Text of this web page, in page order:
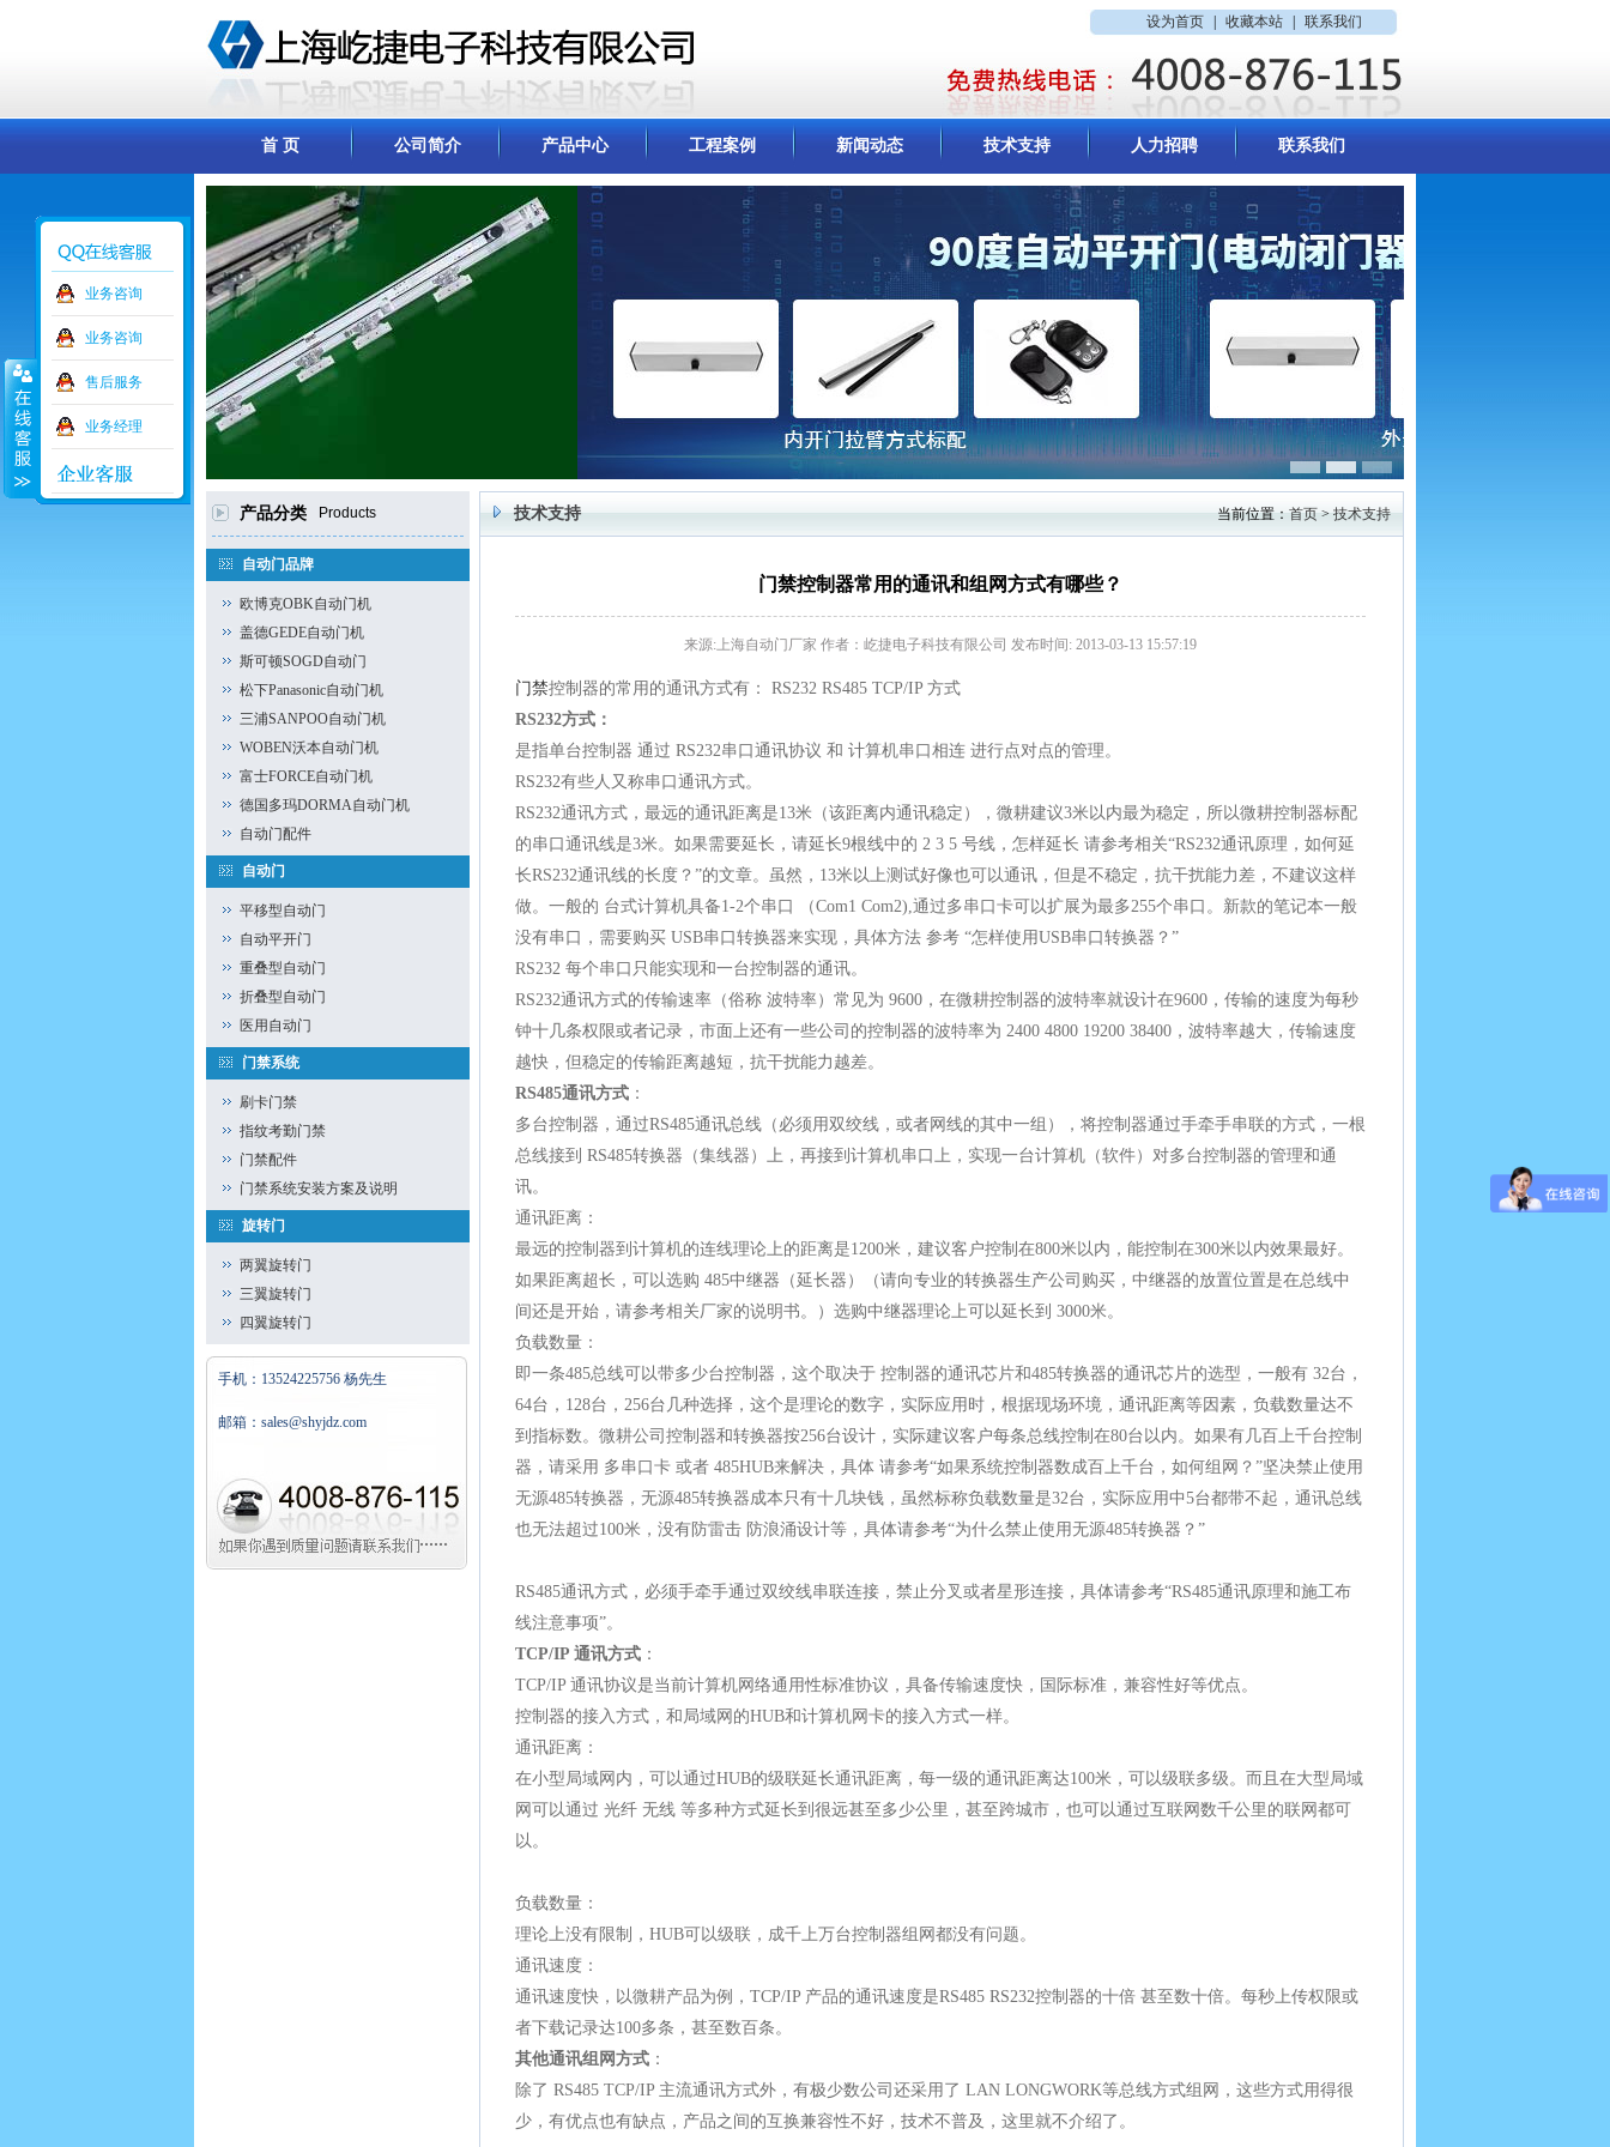
设为首页 收藏本站 联系我们
首 页 公司简介 产品中心 工程案例 新闻动态 技术支持 人力招聘 联系我们
产品分类 Products
自动门品牌
欧博克OBK自动门机
盖德GEDE自动门机
斯可顿SOGD自动门
松下Panasonic自动门机
三浦SANPOO自动门机
WOBEN沃本自动门机
富士FORCE自动门机
德国多玛DORMA自动门机
自动门配件
自动门
平移型自动门
自动平开门
重叠型自动门
折叠型自动门
医用自动门
门禁系统
刷卡门禁
指纹考勤门禁
门禁配件
门禁系统安装方案及说明
旋转门
两翼旋转门
三翼旋转门
四翼旋转门
手机：13524225756 杨先生
邮箱：sales@shyjdz.com
技术支持 当前位置：首页>技术支持
门禁控制器常用的通讯和组网方式有哪些？
来源:上海自动门厂家 作者：屹捷电子科技有限公司 发布时间: 2013-03-13 15:57:19
门禁控制器的常用的通讯方式有： RS232 RS485 TCP/IP 方式
RS232方式：
是指单台控制器 通过 RS232串口通讯协议 和 计算机串口相连 进行点对点的管理。
RS232有些人又称串口通讯方式。
RS232通讯方式，最远的通讯距离是13米（该距离内通讯稳定），微耕建议3米以内最为稳定，所以微耕控制器标配
的串口通讯线是3米。如果需要延长，请延长9根线中的 2 3 5 号线，怎样延长 请参考相关“RS232通讯原理，如何延
长RS232通讯线的长度？”的文章。虽然，13米以上测试好像也可以通讯，但是不稳定，抗干扰能力差，不建议这样
做。一般的 台式计算机具备1-2个串口 （Com1 Com2),通过多串口卡可以扩展为最多255个串口。新款的笔记本一般
没有串口，需要购买 USB串口转换器来实现，具体方法 参考 “怎样使用USB串口转换器？”
RS232 每个串口只能实现和一台控制器的通讯。
RS232通讯方式的传输速率（俗称 波特率）常见为 9600，在微耕控制器的波特率就设计在9600，传输的速度为每秒
钟十几条权限或者记录，市面上还有一些公司的控制器的波特率为 2400 4800 19200 38400，波特率越大，传输速度
越快，但稳定的传输距离越短，抗干扰能力越差。
RS485通讯方式 ：
多台控制器，通过RS485通讯总线（必须用双绞线，或者网线的其中一组），将控制器通过手牵手串联的方式，一根
总线接到 RS485转换器（集线器）上，再接到计算机串口上，实现一台计算机（软件）对多台控制器的管理和通
讯。
通讯距离：
最远的控制器到计算机的连线理论上的距离是1200米，建议客户控制在800米以内，能控制在300米以内效果最好。
如果距离超长，可以选购 485中继器（延长器）（请向专业的转换器生产公司购买，中继器的放置位置是在总线中
间还是开始，请参考相关厂家的说明书。）选购中继器理论上可以延长到 3000米。
负载数量：
即一条485总线可以带多少台控制器，这个取决于 控制器的通讯芯片和485转换器的通讯芯片的选型，一般有 32台，
64台，128台，256台几种选择，这个是理论的数字，实际应用时，根据现场环境，通讯距离等因素，负载数量达不
到指标数。微耕公司控制器和转换器按256台设计，实际建议客户每条总线控制在80台以内。如果有几百上千台控制
器，请采用 多串口卡 或者 485HUB来解决，具体 请参考“如果系统控制器数成百上千台，如何组网？”坚决禁止使用
无源485转换器，无源485转换器成本只有十几块钱，虽然标称负载数量是32台，实际应用中5台都带不起，通讯总线
也无法超过100米，没有防雷击 防浪涌设计等，具体请参考“为什么禁止使用无源485转换器？”
RS485通讯方式，必须手牵手通过双绞线串联连接，禁止分叉或者星形连接，具体请参考“RS485通讯原理和施工布
线注意事项”。
TCP/IP 通讯方式 ：
TCP/IP 通讯协议是当前计算机网络通用性标准协议，具备传输速度快，国际标准，兼容性好等优点。
控制器的接入方式，和局域网的HUB和计算机网卡的接入方式一样。
通讯距离：
在小型局域网内，可以通过HUB的级联延长通讯距离，每一级的通讯距离达100米，可以级联多级。而且在大型局域
网可以通过 光纤 无线 等多种方式延长到很远甚至多少公里，甚至跨城市，也可以通过互联网数千公里的联网都可
以。
负载数量：
理论上没有限制，HUB可以级联，成千上万台控制器组网都没有问题。
通讯速度：
通讯速度快，以微耕产品为例，TCP/IP 产品的通讯速度是RS485 RS232控制器的十倍 甚至数十倍。每秒上传权限或
者下载记录达100多条，甚至数百条。
其他通讯组网方式 ：
除了 RS485 TCP/IP 主流通讯方式外，有极少数公司还采用了 LAN LONGWORK等总线方式组网，这些方式用得很
少，有优点也有缺点，产品之间的互换兼容性不好，技术不普及，这里就不介绍了。
业务咨询
业务咨询
售后服务
业务经理